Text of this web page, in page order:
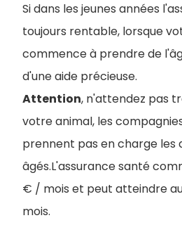
Si dans les jeunes années
toujours rentable, lorsque
commence à prendre de
d'une aide précieuse.
Attention, n'attendez pas
votre animal, les
prennent pas en charge les
âgés.L'assurance santé
€ / mois et peut atteindre
mois.